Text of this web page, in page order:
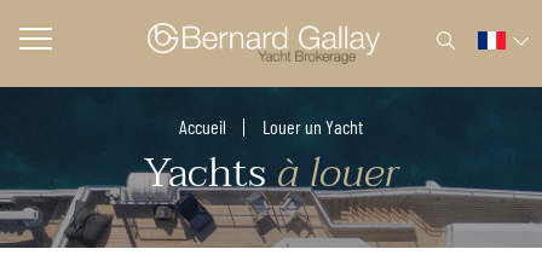
Accueil Louer un Yacht
Yachtsà louer